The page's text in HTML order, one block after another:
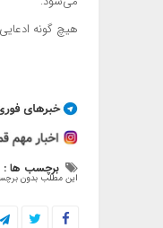
هیچ گونه
برچسب ها :
این مطلب بدون